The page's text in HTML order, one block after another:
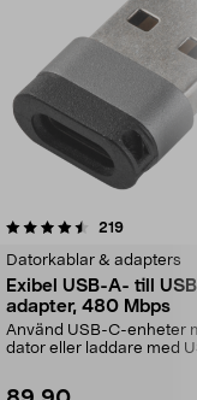
219
Datorkablar & adapters
Exibel USB-A- till
adapter, 480 Mbps
Använd USB-C-enheter
dator eller laddare med
4.0 av 5 stjärnor